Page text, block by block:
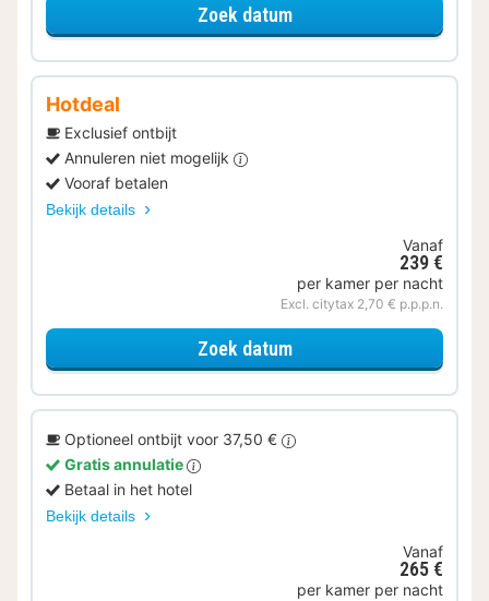
Zoek datumvoor Ontbijt Special
Hotdeal
Exclusief ontbijt
Annuleren niet mogelijk
Vooraf betalen
Bekijk details
Vanaf
239 €
per kamer per nacht
Excl. citytax 2,70 € p.p.p.n.
Zoek datumvoor One bedroom
Optioneel ontbijt voor 37,50 €
Gratis annulatie
Betaal in het hotel
Bekijk details
Vanaf
265 €
per kamer per nacht